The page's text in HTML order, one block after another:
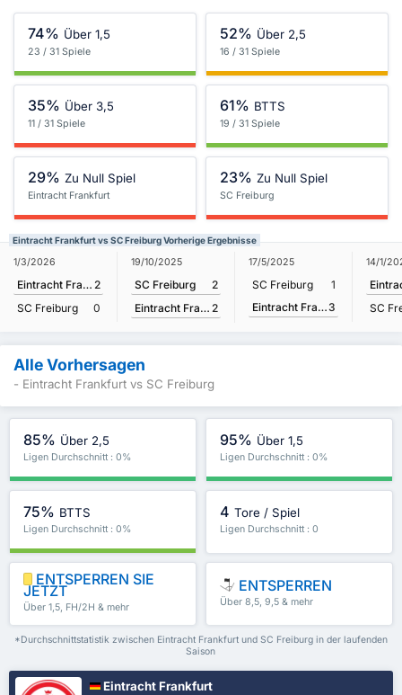
74% Über 1,5
23 / 31 Spiele
52% Über 2,5
16 / 31 Spiele
35% Über 3,5
11 / 31 Spiele
61% BTTS
19 / 31 Spiele
29% Zu Null Spiel
Eintracht Frankfurt
23% Zu Null Spiel
SC Freiburg
Eintracht Frankfurt vs SC Freiburg Vorherige Ergebnisse
1/3/2026
Eintracht Frankfurt 2
SC Freiburg
0
19/10/2025
SC Freiburg
2
Eintracht Frankfurt 2
17/5/2025
SC Freiburg
1
Eintracht Frankfurt3
14/1/
SC
Alle Vorhersagen
- Eintracht Frankfurt vs SC Freiburg
85% Über 2,5
Ligen Durchschnitt : 0%
95% Über 1,5
Ligen Durchschnitt : 0%
75% BTTS
Ligen Durchschnitt : 0%
4 Tore / Spiel
Ligen Durchschnitt : 0
ENTSPERREN SIE
JETZT
Über 1,5, FH/2H & mehr
ENTSPERREN
Über 8,5, 9,5 & mehr
*Durchschnittstatistik zwischen Eintracht Frankfurt und SC Freiburg in der laufenden
Saison
Eintracht Frankfurt